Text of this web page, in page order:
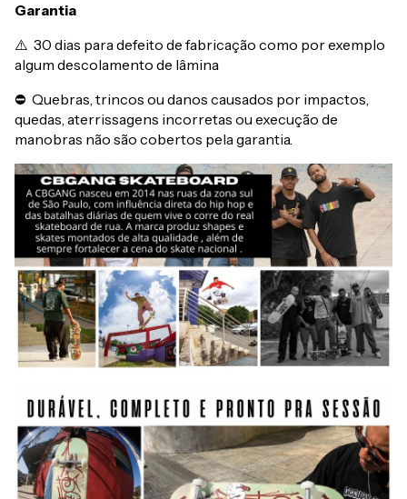
Garantia
⚠️ 30 dias para defeito de fabricação como por exemplo
algum descolamento de lâmina
⛔ Quebras, trincos ou danos causados por impactos,
quedas, aterrissagens incorretas ou execução de
manobras não são cobertos pela garantia.